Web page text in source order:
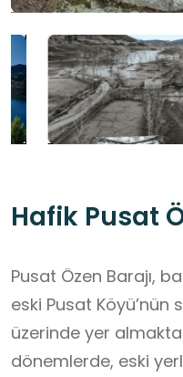
Hafik Pusat
Pusat Özen Barajı,
eski Pusat Köyü’nün
üzerinde yer
dönemlerde, eski